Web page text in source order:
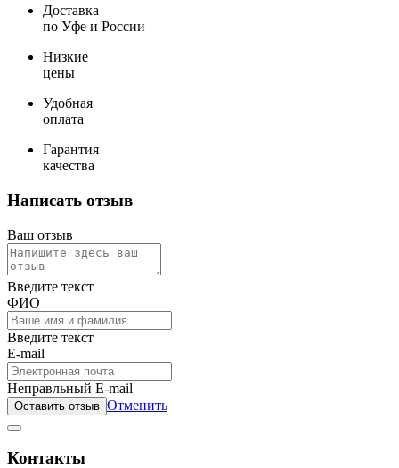
Доставка
по Уфе и России
Низкие
цены
Удобная
оплата
Гарантия
качества
Написать отзыв
Ваш отзыв
Введите текст
ФИО
Введите текст
E-mail
Неправльный E-mail
Оставить отзыв Отменить
Контакты